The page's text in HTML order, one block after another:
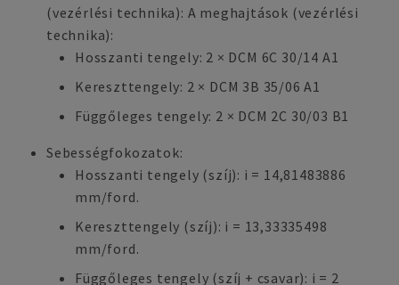
(vezérlési technika): A meghajtások (vezérlési
technika):
Hosszanti tengely: 2 × DCM 6C 30/14 A1
Kereszttengely: 2 × DCM 3B 35/06 A1
Függőleges tengely: 2 × DCM 2C 30/03 B1
Sebességfokozatok:
Hosszanti tengely (szíj): i = 14,81483886
mm/ford.
Kereszttengely (szíj): i = 13,33335498
mm/ford.
Függőleges tengely (szíj + csavar): i = 2